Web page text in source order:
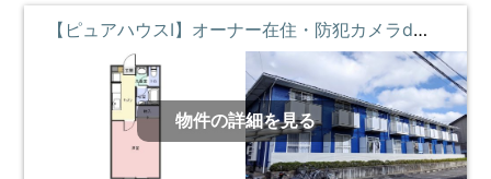
【ピュアハウスⅠ】オーナー在住・防犯カメラde安心・迷ったらコレ物件 ①階 **即入居募集中**
物件の詳細を見る